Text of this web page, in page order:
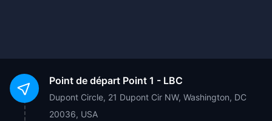
Point de départ Point 1 - LBC
Dupont Circle, 21 Dupont Cir NW, Washington, DC
20036, USA